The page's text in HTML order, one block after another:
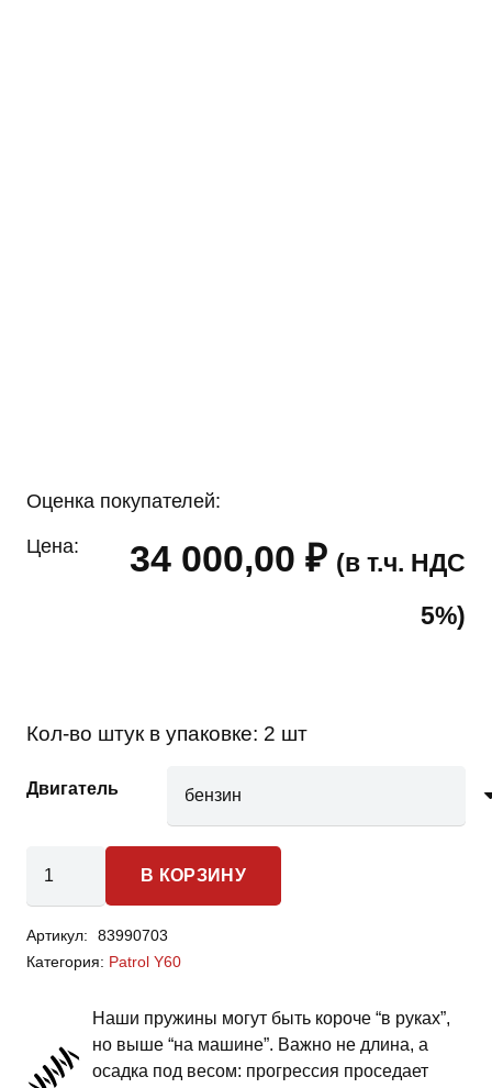
Оценка покупателей:
Цена: 34 000,00 ₽ (в т.ч. НДС
5%)
Кол-во штук в упаковке: 2 шт
Двигатель
товара
Patrol
Y60
пружины
передней
В КОРЗИНУ
Артикул:
83990703
Категория: Patrol Y60
Наши пружины могут быть короче “в руках”,
но выше “на машине”. Важно не длина, а
осадка под весом: прогрессия проседает